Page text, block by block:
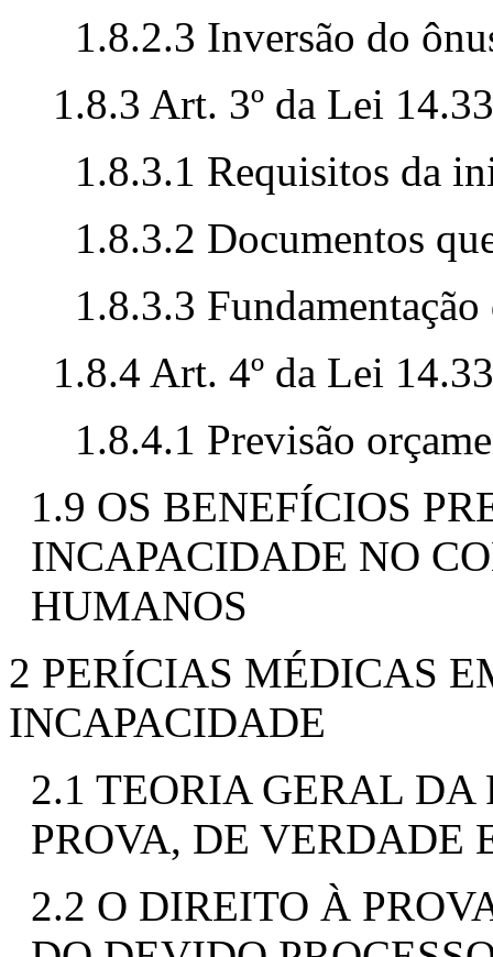
1.8.2.3 Inversão do
1.8.3 Art. 3º da Lei
1.8.3.1 Requisitos da
1.8.3.2 Documentos
1.8.3.3
1.8.4 Art. 4º da Lei
1.8.4.1 Previsão
1.9 OS BENEFÍCIOS
INCAPACIDADE NO
HUMANOS
2 PERÍCIAS MÉDICAS
INCAPACIDADE
2.1 TEORIA GERAL DA
PROVA, DE VERDADE
2.2 O DIREITO À